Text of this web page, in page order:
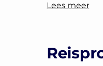
Lees meer